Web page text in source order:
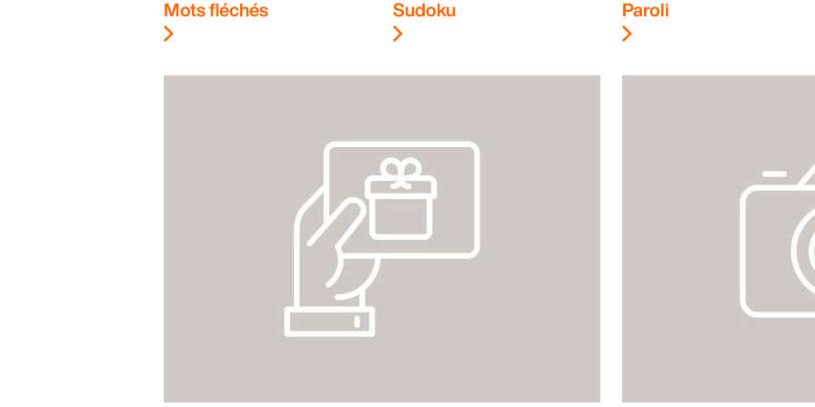
Mots fléchés Sudoku Paroli